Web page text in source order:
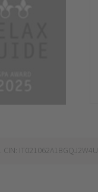
. CIN: IT021062A1BGQJ2W4U